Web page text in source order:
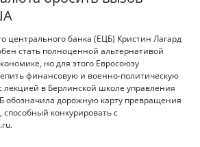
центрального банка (ЕЦБ) Кристин Лагард
стать полноценной альтернативой
но для этого Евросоюзу
финансовую и военно-политическую
лекцией в Берлинской школе управления
обозначила дорожную карту превращения
конкурировать с